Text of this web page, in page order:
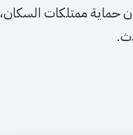
حماية ممتلكات السكان،